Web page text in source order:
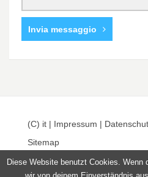
Invia messaggio
(C) it | Impressum |
Sitemap
Diese Website benutzt Cookies. Wenn